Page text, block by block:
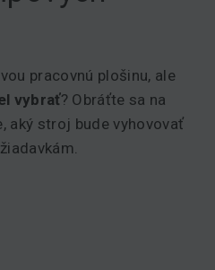
pracovnú plošinu, ale
vybrať? Obráťte sa na
aký stroj bude vyhovovať